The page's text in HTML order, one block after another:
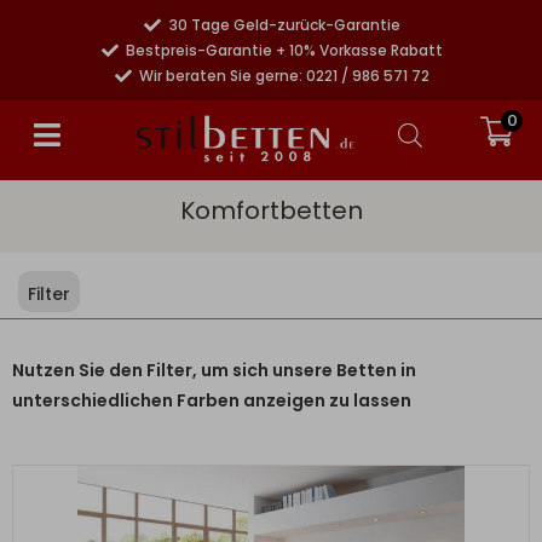
30 Tage Geld-zurück-Garantie
Bestpreis-Garantie + 10% Vorkasse Rabatt
Wir beraten Sie gerne: 0221 / 986 571 72
0
Komfortbetten
Filter
Nutzen Sie den Filter, um sich unsere Betten in
unterschiedlichen Farben anzeigen zu lassen